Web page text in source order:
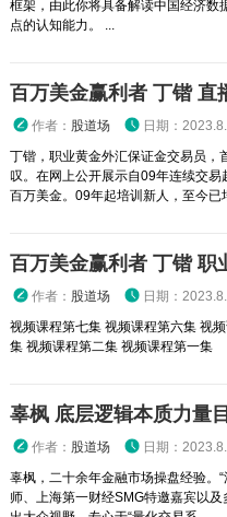
框架，由此你将具备解读中国经济数
点的认知能力。 ...
百万美金赢利者 丁锴 直
作者： 股道场 日期：
丁锴，职业黄金外汇保证金交易员，
叹。在网上公开展示自09年连续交
百万美金。09年起培训新人，至今已
百万美金赢利者 丁锴 职
作者： 股道场 日期：
视频课程第七集 视频课程第六集 视
集 视频课程第二集 视频课程第一集
作者： 股道场 日期：
辜枫，二十余年金融市场操盘经验。
师、上海第一财经SMG特邀嘉宾以